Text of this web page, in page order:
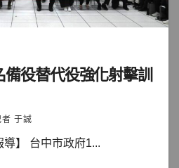
役替代役強化射擊訓
者 于誠
導】 台中市政府1...